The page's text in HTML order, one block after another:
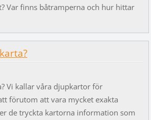
Var finns båtramperna och hur hittar
Vi kallar våra djupkartor för
förutom att vara mycket exakta
de tryckta kartorna information som